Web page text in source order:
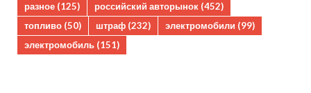
разное (125) российский авторынок (452)
топливо (50) штраф (232) электромобили (99)
электромобиль (151)